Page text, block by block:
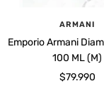
ARMANI
Emporio Armani
100 ML (M)
Precio
$79.990